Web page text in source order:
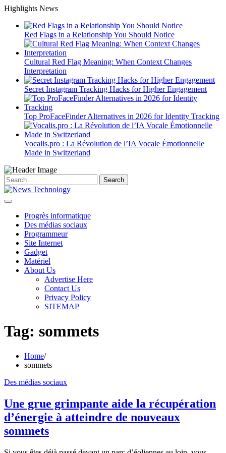
Skip
content
Highlights News
Red Flags in a Relationship You Should Notice
Cultural Red Flag Meaning: When Context Changes
Interpretation
Secret Instagram Tracking Hacks for Higher Engagement
Top ProFaceFinder Alternatives in 2026 for Identity Tracking
Vocalis.pro : La Révolution de l’IA Vocale Émotionnelle
Made in Switzerland
Search
for:
Progrès informatique
Des médias sociaux
Programmeur
Site Internet
Gadget
Matériel
About Us
Advertise Here
Contact Us
Privacy Policy
SITEMAP
Tag: sommets
Home
sommets
Des médias sociaux
Une grue grimpante aide la récupération
d’énergie à atteindre de nouveaux
sommets